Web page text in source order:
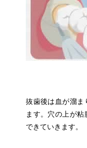
抜歯後は血が溜ま
ます。穴の上が
できていきます。